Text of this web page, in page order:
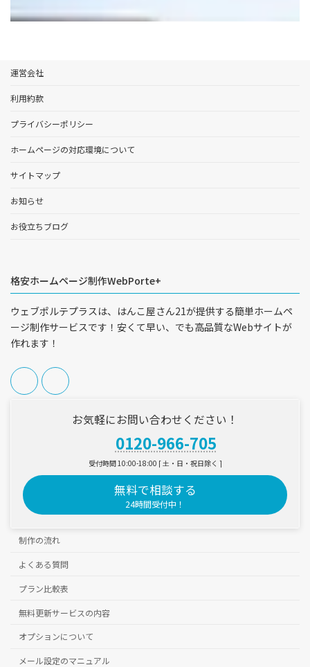
運営会社
利用約款
プライバシーポリシー
ホームページの対応環境について
サイトマップ
お知らせ
お役立ちブログ
格安ホームページ制作WebPorte+
ウェブポルテプラスは、はんこ屋さん21が提供する簡単ホームペ
ージ制作サービスです！安くて早い、でも高品質なWebサイトが
作れます！
お気軽にお問い合わせください！
0120-966-705
受付時間 10:00-18:00 [ 土・日・祝日除く ]
無料で相談する
24時間受付中！
制作の流れ
よくある質問
プラン比較表
無料更新サービスの内容
オプションについて
メール設定のマニュアル